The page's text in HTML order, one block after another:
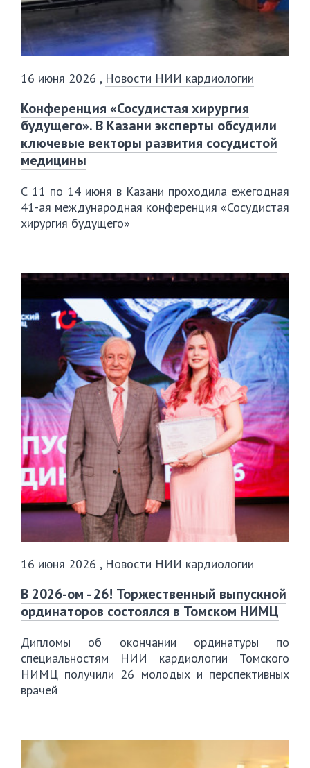
16 июня 2026 , Новости НИИ кардиологии
Конференция «Сосудистая хирургия
будущего». В Казани эксперты обсудили
ключевые векторы развития сосудистой
медицины
С 11 по 14 июня в Казани проходила ежегодная
41-ая международная конференция «Сосудистая
хирургия будущего»
16 июня 2026 , Новости НИИ кардиологии
В 2026-ом - 26! Торжественный выпускной
ординаторов состоялся в Томском НИМЦ
Дипломы об окончании ординатуры по
специальностям НИИ кардиологии Томского
НИМЦ получили 26 молодых и перспективных
врачей